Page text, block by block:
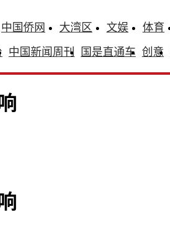
中国侨网 大湾区 文娱 体育
中国新闻周刊 国是直通车 创意